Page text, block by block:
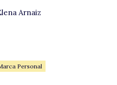
Arnaiz
Personal